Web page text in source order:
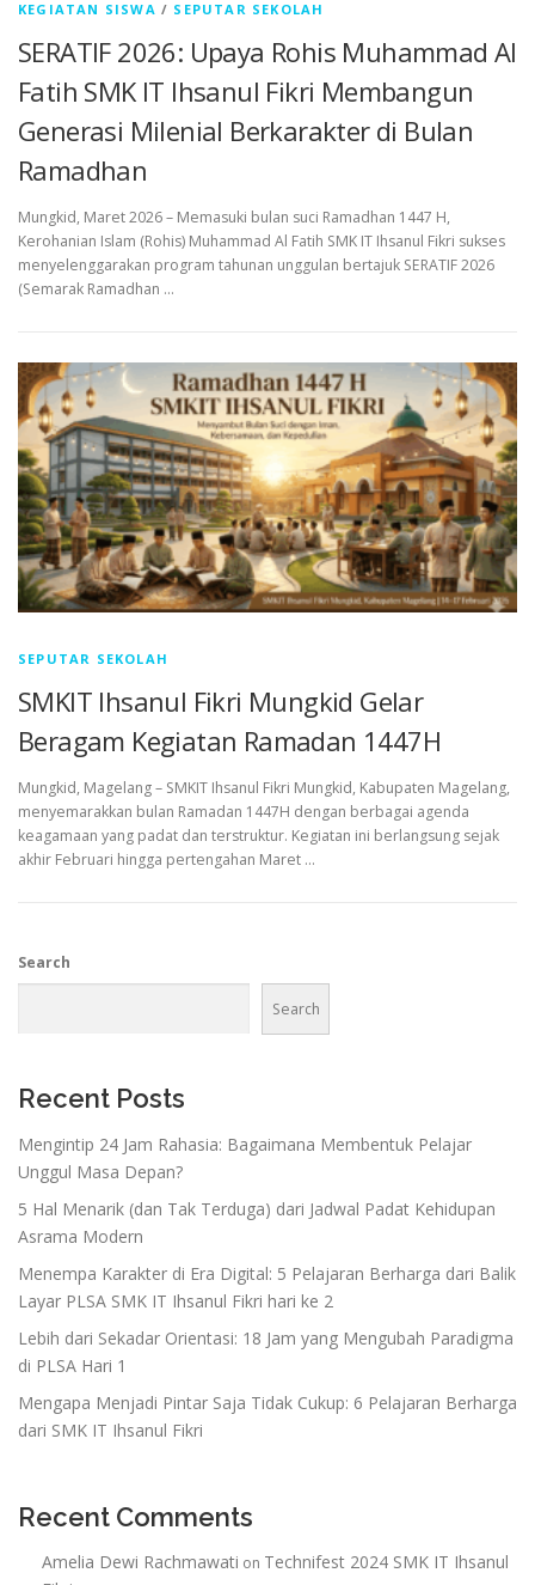
KEGIATAN SISWA / SEPUTAR SEKOLAH
SERATIF 2026: Upaya Rohis Muhammad Al
Fatih SMK IT Ihsanul Fikri Membangun
Generasi Milenial Berkarakter di Bulan
Ramadhan
Mungkid, Maret 2026 – Memasuki bulan suci Ramadhan 1447 H,
Kerohanian Islam (Rohis) Muhammad Al Fatih SMK IT Ihsanul Fikri sukses
menyelenggarakan program tahunan unggulan bertajuk SERATIF 2026
(Semarak Ramadhan …
SEPUTAR SEKOLAH
SMKIT Ihsanul Fikri Mungkid Gelar
Beragam Kegiatan Ramadan 1447H
Mungkid, Magelang – SMKIT Ihsanul Fikri Mungkid, Kabupaten Magelang,
menyemarakkan bulan Ramadan 1447H dengan berbagai agenda
keagamaan yang padat dan terstruktur. Kegiatan ini berlangsung sejak
akhir Februari hingga pertengahan Maret …
Search
Search
Recent Posts
Mengintip 24 Jam Rahasia: Bagaimana Membentuk Pelajar
Unggul Masa Depan?
5 Hal Menarik (dan Tak Terduga) dari Jadwal Padat Kehidupan
Asrama Modern
Menempa Karakter di Era Digital: 5 Pelajaran Berharga dari Balik
Layar PLSA SMK IT Ihsanul Fikri hari ke 2
Lebih dari Sekadar Orientasi: 18 Jam yang Mengubah Paradigma
di PLSA Hari 1
Mengapa Menjadi Pintar Saja Tidak Cukup: 6 Pelajaran Berharga
dari SMK IT Ihsanul Fikri
Recent Comments
Amelia Dewi Rachmawati on Technifest 2024 SMK IT Ihsanul